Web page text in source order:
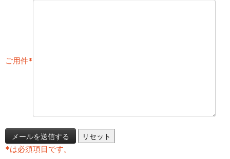
ご用件*
*は必須項目です。